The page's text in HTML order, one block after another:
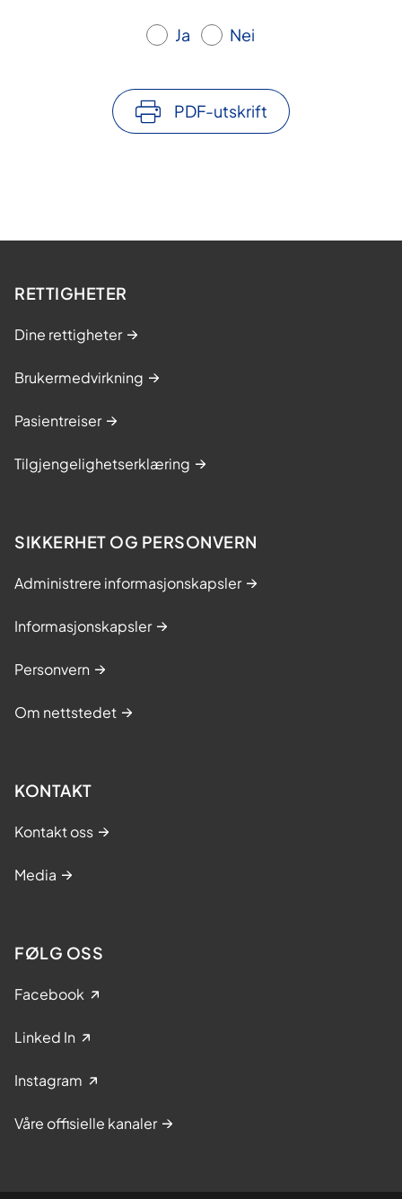
Ja Nei
PDF-utskrift
RETTIGHETER
Dine rettigheter
Brukermedvirkning
Pasientreiser
Tilgjengelighetserklæring
SIKKERHET OG PERSONVERN
Administrere informasjonskapsler
Informasjonskapsler
Personvern
Om nettstedet
KONTAKT
Kontakt oss
Media
FØLG OSS
Facebook
Linked In
Instagram
Våre offisielle kanaler